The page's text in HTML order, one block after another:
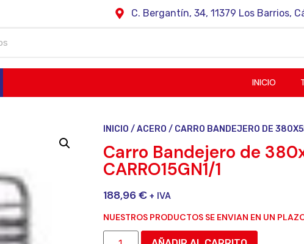
C. Bergantín, 34, 11379 Los Barrios,
INICIO
INICIO /ACERO / CARRO BANDEJERO DE
Carro Bandejero de
CARRO15GN1/1
188,96€ + IVA
NUESTROS PRODUCTOS SE ENVIAN EN UN